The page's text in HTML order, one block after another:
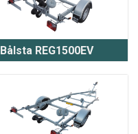
Bålsta REG1500EV